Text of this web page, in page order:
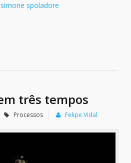
simone spoladore
três tempos
Processos Felipe Vidal